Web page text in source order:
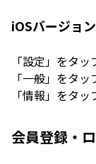
iOSバージョ
「設定」をタッ
「一般」をタッ
「情報」をタ
会員登録・